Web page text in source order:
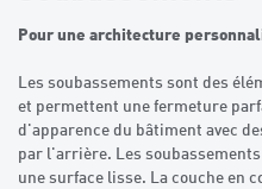
Pour une architecture
Les soubassements sont des
et permettent une fermeture
d'apparence du bâtiment avec
par l'arrière. Les
une surface lisse. La couche en